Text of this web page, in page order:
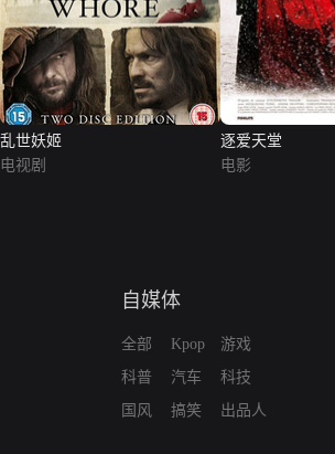
乱世妖姬
电视剧
逐爱天堂
电影
自媒体
全部
科普
国风
Kpop
汽车
搞笑
游戏
科技
出品人